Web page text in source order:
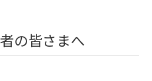
の皆さまへ